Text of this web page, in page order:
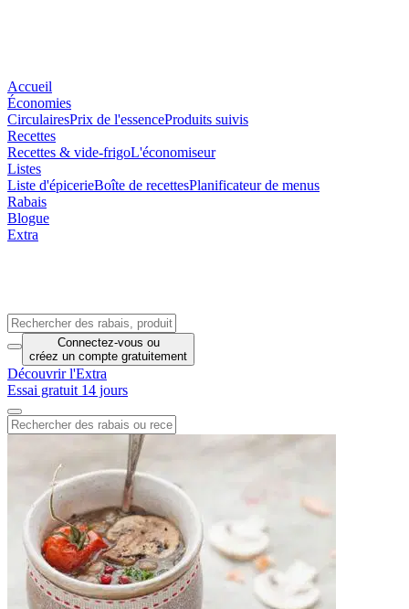
Accueil
Économies
CirculairesPrix de l'essenceProduits suivis
Recettes
Recettes & vide-frigoL'économiseur
Listes
Liste d'épicerieBoîte de recettesPlanificateur de menus
Rabais
Blogue
Extra
Connectez-vous ou
créez un compte gratuitement
Découvrir l'Extra
Essai gratuit 14 jours